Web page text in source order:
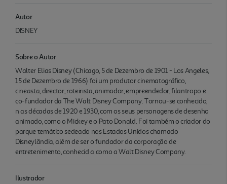
Autor
DISNEY
Sobre o Autor
Walter Elias Disney (Chicago, 5 de Dezembro de 1901 - Los Angeles,
15 de Dezembro de 1966) foi um produtor cinematográfico,
cineasta, director, roteirista, animador, empreendedor, filantropo e
co-fundador da The Walt Disney Company. Tornou-se conhecido,
n as décadas de 1920 e 1930, com os seus personagens de desenho
animado, como o Mickey e o Pato Donald. Foi também o criador do
parque temático sedeado nos Estados Unidos chamado
Disneylândia, além de ser o fundador da corporação de
entretenimento, conhecid a como a Walt Disney Company.
Ilustrador